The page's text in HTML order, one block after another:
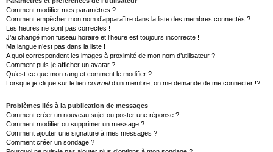
Comment modifier mes paramètres ?
Comment empêcher mon nom d’apparaître dans la liste des membres connectés ?
Les heures ne sont pas correctes !
J’ai changé mon fuseau horaire et l’heure est toujours incorrecte !
Ma langue n’est pas dans la liste !
A quoi correspondent les images à proximité de mon nom d’utilisateur ?
Comment puis-je afficher un avatar ?
Qu’est-ce que mon rang et comment le modifier ?
Lorsque je clique sur le lien courrield’un membre, on me demande de me connecter !?
Problèmes liés à la publication de messages
Comment créer un nouveau sujet ou poster une réponse ?
Comment modifier ou supprimer un message ?
Comment ajouter une signature à mes messages ?
Comment créer un sondage ?